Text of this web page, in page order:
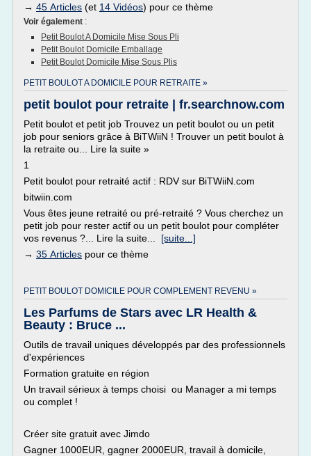
→ 45 Articles (et 14 Vidéos) pour ce thème
Voir également :
Petit Boulot A Domicile Mise Sous Pli
Petit Boulot Domicile Emballage
Petit Boulot Domicile Mise Sous Plis
PETIT BOULOT A DOMICILE POUR RETRAITE »
petit boulot pour retraite | fr.searchnow.com
Petit boulot et petit job Trouvez un petit boulot ou un petit
job pour seniors grâce à BiTWiiN ! Trouver un petit boulot à
la retraite ou... Lire la suite »
1
Petit boulot pour retraité actif : RDV sur BiTWiiN.com
bitwiin.com
Vous êtes jeune retraité ou pré-retraité ? Vous cherchez un
petit job pour rester actif ou un petit boulot pour compléter
vos revenus ?... Lire la suite... [suite...]
→ 35 Articles pour ce thème
PETIT BOULOT DOMICILE POUR COMPLEMENT REVENU »
Les Parfums de Stars avec LR Health &
Beauty : Bruce ...
Outils de travail uniques développés par des professionnels
d'expériences
Formation gratuite en région
Un travail sérieux à temps choisi ou Manager a mi temps
ou complet !
Créer site gratuit avec Jimdo
Gagner 1000EUR, gagner 2000EUR, travail à domicile,